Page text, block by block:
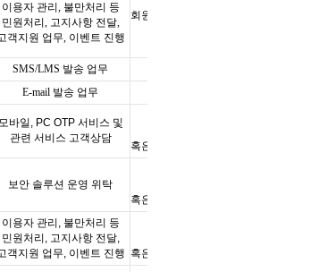
이용자 관리 , 불만처리 등
민원처리 , 고지사항 전달,
객지원 업무, 이벤트 진행
회원탈퇴 또는 법령이 정한
SMS/LMS 발송 업무
E-mail 발송 업무
모바일 , PC OTP 서비스 및
관련 서비스 고객상담
혹은 위탁 계약 종료시까지
보안 솔루션 운영 위탁
혹은 위탁 계약 종료시까지
이용자 관리 , 불만처리 등
민원처리 , 고지사항 전달,
객지원 업무, 이벤트 진행 혹은 위탁 계약 종료시까지